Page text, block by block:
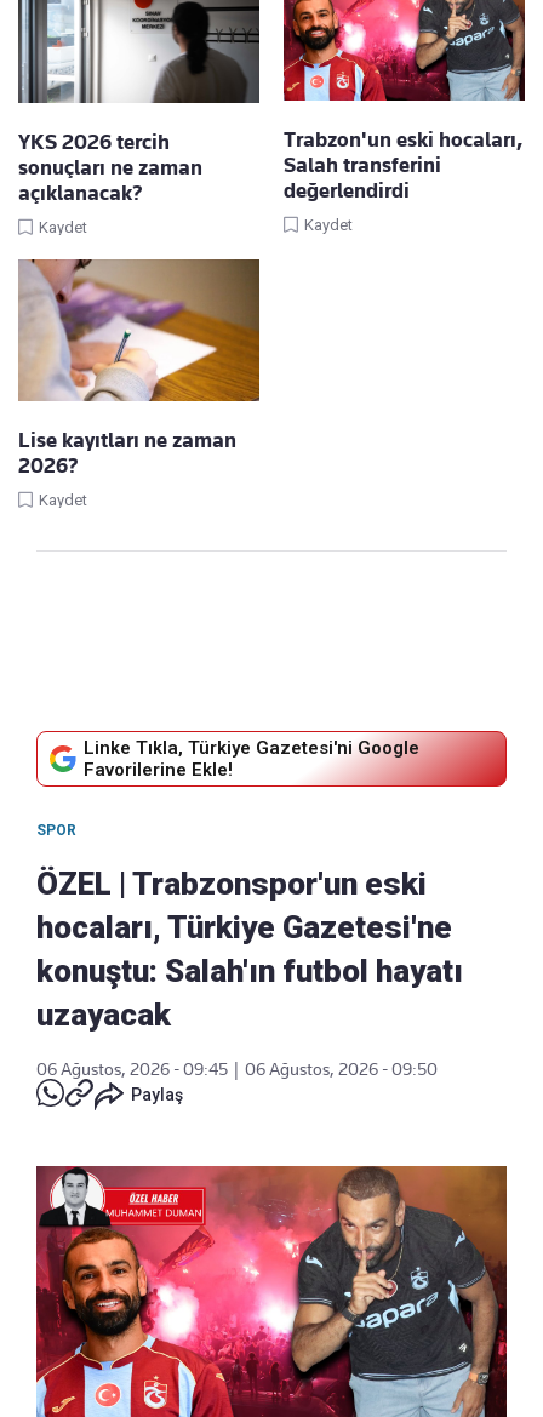
YKS 2026 tercih
sonuçları ne zaman
açıklanacak?
Kaydet
Trabzon'un eski hocaları,
Salah transferini
değerlendirdi
Kaydet
Lise kayıtları ne zaman
2026?
Kaydet
Linke Tıkla, Türkiye Gazetesi'ni Google
Favorilerine Ekle!
SPOR
ÖZEL | Trabzonspor'un eski
hocaları, Türkiye Gazetesi'ne
konuştu: Salah'ın futbol hayatı
uzayacak
06 Ağustos, 2026 - 09:45
06 Ağustos, 2026 - 09:50
Paylaş